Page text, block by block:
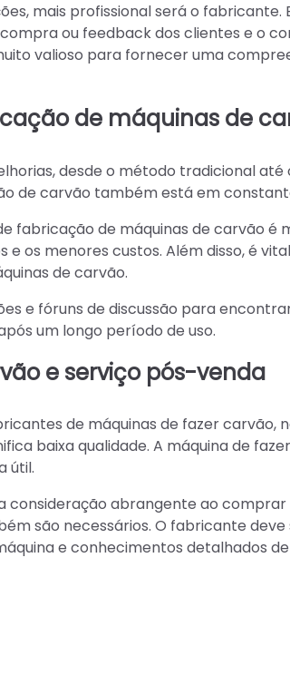
mais profissional será o
ou feedback dos clientes e o
valioso para fornecer uma
de máquinas de
desde o método tradicional
de carvão também está em
fabricação de máquinas de carvão é
os menores custos. Além disso, é
de carvão.
e fóruns de discussão para
um longo período de uso.
e serviço pós-venda
de máquinas de fazer carvão,
baixa qualidade. A máquina de
útil.
consideração abrangente ao comprar
são necessários. O fabricante
e conhecimentos detalhados